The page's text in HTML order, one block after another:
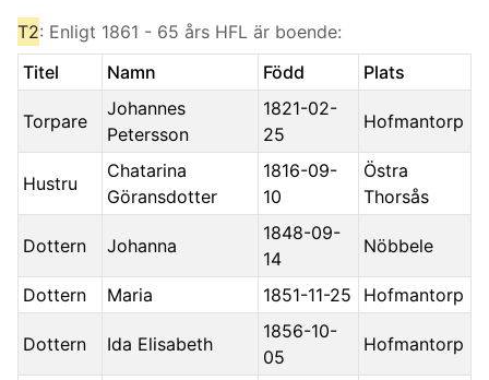
T2: Enligt 1861 - 65 års HFL är boende:
Titel
Namn Född Plats
Torpare
Johannes
Petersson
1821-02-
25
Hofmantorp
Hustru
Chatarina
Göransdotter
1816-09-
10
Östra
Thorsås
Dottern Johanna
1848-09-
14
Nöbbele
Dottern Maria 1851-11-25 Hofmantorp
Dottern Ida Elisabeth
1856-10-
05
Hofmantorp